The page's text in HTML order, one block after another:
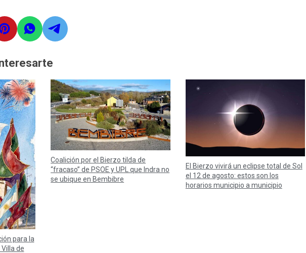
para la
Villa de
Coalición por el Bierzo tilda de
“fracaso” de PSOE y UPL que Indra no
se ubique en Bembibre
El Bierzo vivirá un eclipse total de Sol
el 12 de agosto: estos son los
horarios municipio a municipio